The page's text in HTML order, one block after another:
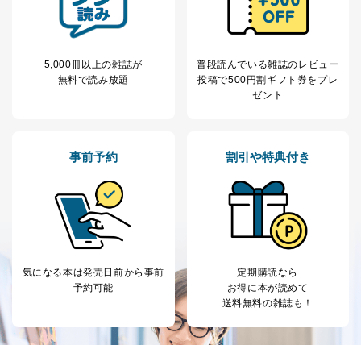
5,000冊以上の雑誌が
無料で読み放題
普段読んでいる雑誌のレビュー
投稿で500円割ギフト券をプレ
ゼント
事前予約
気になる本は発売日前から事前
予約可能
割引や特典付き
定期購読なら
お得に本が読めて
送料無料の雑誌も！